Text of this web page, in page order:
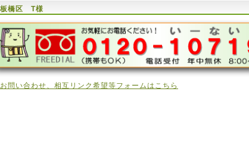
板橋区 T様
お問い合わせ、相互リンク希望等フォームはこちら